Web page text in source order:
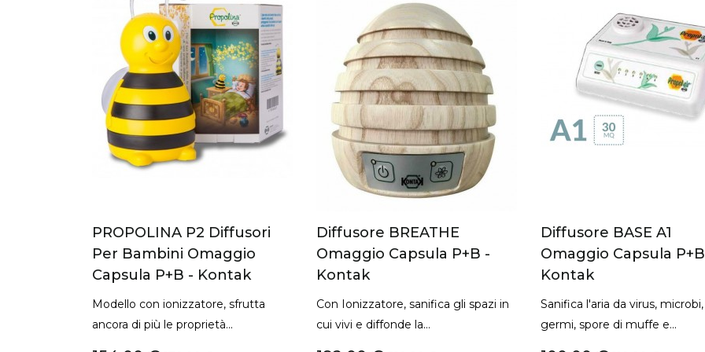
Diffusore BREATHE
Omaggio Capsula P+B -
Kontak
Con Ionizzatore, sanifica gli spazi in
cui vivi e diffonde la...
Diffusore BASE A1
Omaggio Capsula P+B -
Kontak
Sanifica l'aria da virus, microbi,
germi, spore di muffe e...
Diffusore BASE A2 Con
Ionizzatore Omaggio
Capsula P+B - Kontak
Dotato di ionizzatore per
ulteriormente le proprietà...